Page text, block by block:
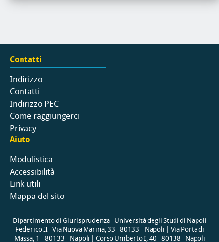
Contatti
Indirizzo
Contatti
Indirizzo PEC
Come raggiungerci
Privacy
Aiuto
Modulistica
Accessibilità
Link utili
Mappa del sito
Dipartimento di Giurisprudenza - Università degli Studi di Napoli
Federico II - Via Nuova Marina, 33 - 80133 – Napoli | Via Porta di
Massa, 1 – 80133 – Napoli | Corso Umberto I, 40 - 80138 - Napoli